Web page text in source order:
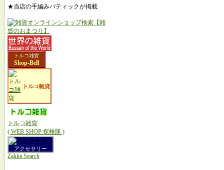
★当店の手編みパティックが掲載
トルコ雑貨
Shop-Bell
トルコ雑貨
トルコ雑貨
( WEB SHOP 探検隊 )
アクセサリー
Zakka Search